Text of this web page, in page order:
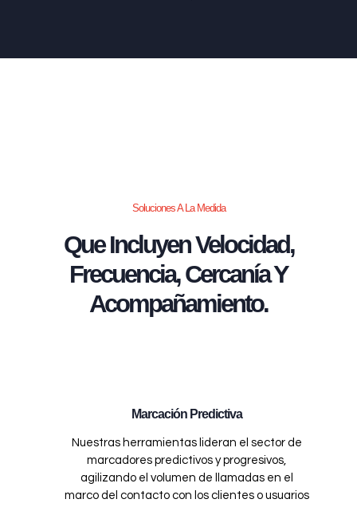
Soluciones A La Medida
Que Incluyen Velocidad,
Frecuencia, Cercanía Y
Acompañamiento.
Marcación Predictiva
Nuestras herramientas lideran el sector de
marcadores predictivos y progresivos,
agilizando el volumen de llamadas en el
marco del contacto con los clientes o usuarios